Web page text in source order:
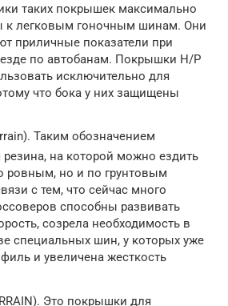
таких покрышек максимально
к легковым гоночным шинам. Они
приличные показатели при
по автобанам. Покрышки H/P
исключительно для
что бока у них защищены
Таким обозначением
резина, на которой можно ездить
ровным, но и по грунтовым
с тем, что сейчас много
способны развивать
созрела необходимость в
специальных шин, у которых уже
и увеличена жесткость
Это покрышки для